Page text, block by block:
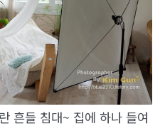
흔들 침대~ 집에 하나 들여